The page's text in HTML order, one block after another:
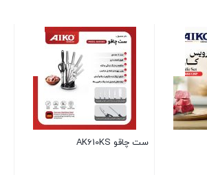
ست چاقو AK610KS